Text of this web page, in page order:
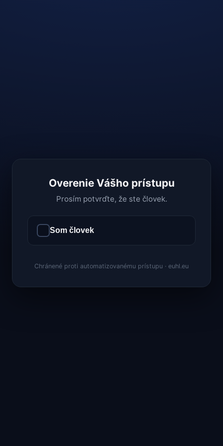
Overenie Vášho prístupu
Prosím potvrďte, že ste človek.
Som človek
Chránené proti automatizovanému prístupu · euhl.eu